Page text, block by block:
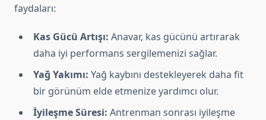
faydaları:
Kas Gücü Artışı: Anavar, kas gücünü artırarak
daha iyi performans sergilemenizi sağlar.
Yağ Yakımı: Yağ kaybını destekleyerek daha fit
bir görünüm elde etmenize yardımcı olur.
İyileşme Süresi: Antrenman sonrası iyileşme